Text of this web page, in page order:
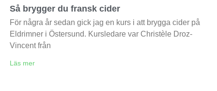
Så brygger du fransk cider
För några år sedan gick jag en kurs i att brygga cider på
Eldrimner i Östersund. Kursledare var Christèle Droz-
Vincent från
Läs mer